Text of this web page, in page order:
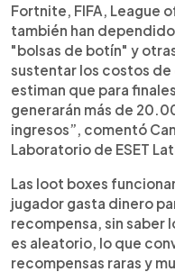
Fortnite, FIFA, League
también han
"bolsas de botín" y
sustentar los costos
estiman que para
generarán más de
ingresos”, comentó
Laboratorio de ESET
Las loot boxes
jugador gasta dinero
recompensa, sin saber
es aleatorio, lo que
recompensas raras y